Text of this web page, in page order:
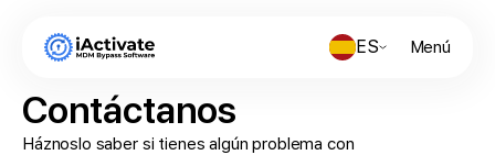
ES Menú
Contáctanos
Háznoslo saber si tienes algún problema con